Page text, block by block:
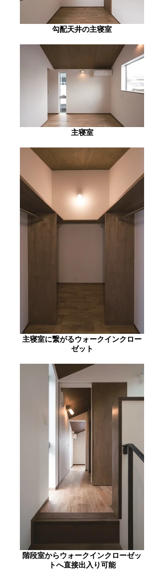
勾配天井の主寝室
主寝室
主寝室に繋がるウォークインクロー
ゼット
階段室からウォークインクローゼッ
トへ直接出入り可能